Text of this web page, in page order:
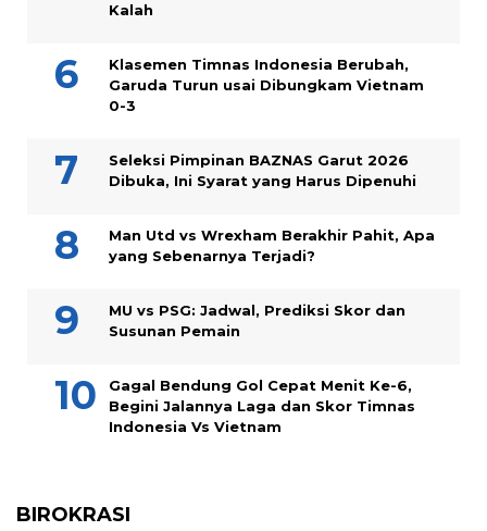
Kalah
Klasemen Timnas Indonesia Berubah,
Garuda Turun usai Dibungkam Vietnam
0-3
Seleksi Pimpinan BAZNAS Garut 2026
Dibuka, Ini Syarat yang Harus Dipenuhi
Man Utd vs Wrexham Berakhir Pahit, Apa
yang Sebenarnya Terjadi?
MU vs PSG: Jadwal, Prediksi Skor dan
Susunan Pemain
Gagal Bendung Gol Cepat Menit Ke-6,
Begini Jalannya Laga dan Skor Timnas
Indonesia Vs Vietnam
BIROKRASI